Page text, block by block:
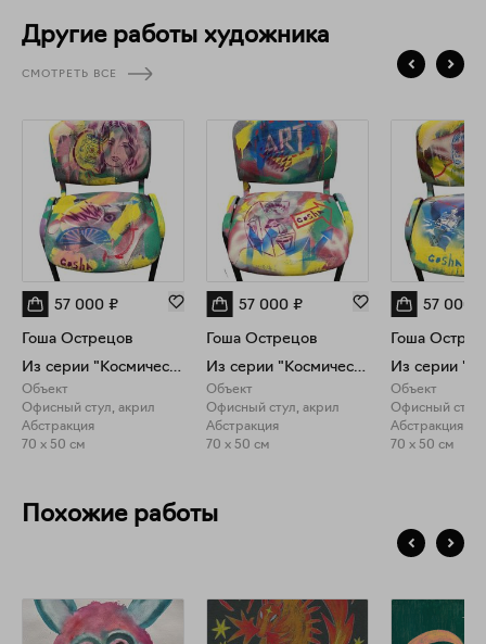
Петербург); в частных коллекциях Чарльза Саатчи, Симона
Другие работы художника
СМОТРЕТЬ ВСЕ
57 000 ₽
Гоша Острецов
Из серии "Космический офис"
Объект
Офисный стул, акрил
Абстракция
70 x 50 см
57 000 ₽
Гоша Острецов
Из серии "Космический офис"
Объект
Офисный стул, акрил
Абстракция
70 x 50 см
57 000
Гоша
Объект
Офисный стул,
Абстракция
70 x 50 см
Похожие работы